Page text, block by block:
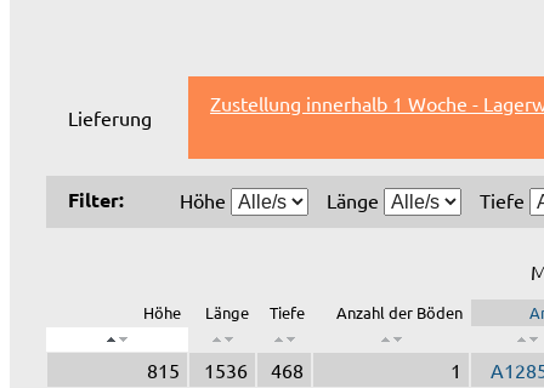
Lieferung
Zustellung innerhalb 1 Woche -
Filter: Höhe Länge Tiefe
Höhe Länge Tiefe Anzahl der Böden
815 1536 468 1